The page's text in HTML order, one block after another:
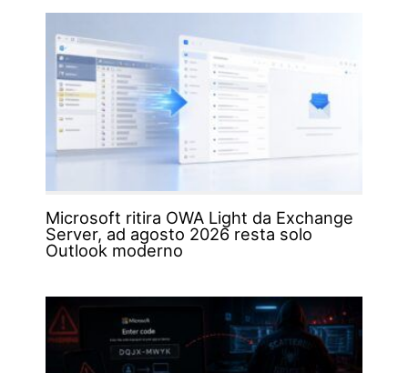
Microsoft ritira OWA Light da Exchange
Server, ad agosto 2026 resta solo
Outlook moderno